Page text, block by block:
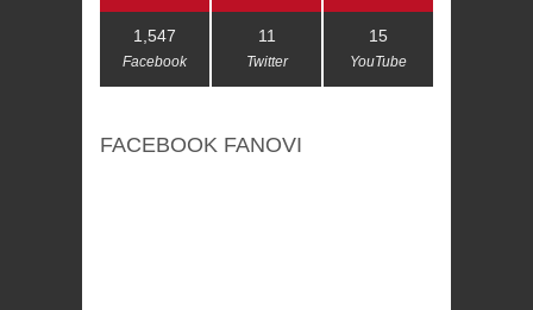
1,547
Facebook
11
Twitter
15
YouTube
FACEBOOK FANOVI